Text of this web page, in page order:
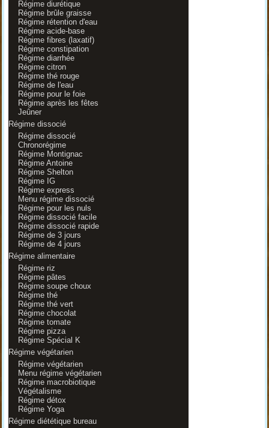
Régime diurétique
Régime brûle graisse
Régime rétention d'eau
Régime acide-base
Régime fibres (laxatif)
Régime constipation
Régime diarrhée
Régime citron
Régime thé rouge
Régime de l'eau
Régime pour le foie
Régime après les fêtes
Jeûner
Régime dissocié
Régime dissocié
Chronorégime
Régime Montignac
Régime Antoine
Régime Shelton
Régime IG
Régime express
Menu régime dissocié
Régime pour les nuls
Régime dissocié facile
Régime dissocié rapide
Régime de 3 jours
Régime de 4 jours
Régime alimentaire
Régime riz
Régime pâtes
Régime soupe choux
Régime thé
Régime thé vert
Régime chocolat
Régime tomate
Régime pizza
Régime Spécial K
Régime végétarien
Régime végétarien
Menu régime végétarien
Régime macrobiotique
Végétalisme
Régime détox
Régime Yoga
Régime diététique bureau